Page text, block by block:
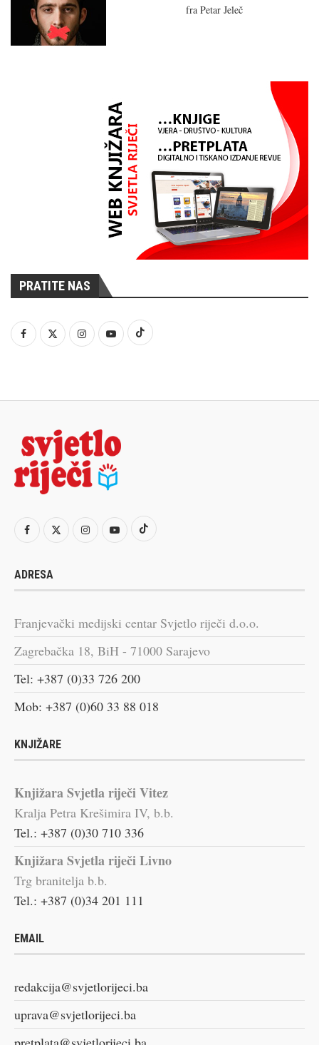
fra Petar Jeleč
PRATITE NAS
ADRESA
Franjevački medijski centar Svjetlo riječi d.o.o.
Zagrebačka 18, BiH - 71000 Sarajevo
Tel: +387 (0)33 726 200
Mob: +387 (0)60 33 88 018
KNJIŽARE
Knjižara Svjetla riječi Vitez
Kralja Petra Krešimira IV, b.b.
Tel.: +387 (0)30 710 336
Knjižara Svjetla riječi Livno
Trg branitelja b.b.
Tel.: +387 (0)34 201 111
EMAIL
redakcija@svjetlorijeci.ba
uprava@svjetlorijeci.ba